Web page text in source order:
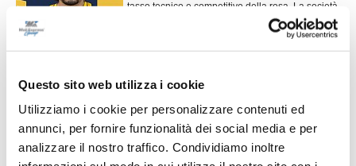
Questo sito web utilizza i cookie
Utilizziamo i cookie per personalizzare contenuti ed
annunci, per fornire funzionalità dei social media e per
analizzare il nostro traffico. Condividiamo inoltre
tasso tecnico e competitivo della rosa. La società
gialloblù sta infatti costruendo un
CASTEL DI LAMA al lavoro: primo summit
tra dirigenza e staff tecnico
Primo incontro operativo in vista della nuova
stagione sportiva per il Castel di Lama. Lunedì
sera si è svolta una riunione di programmazione